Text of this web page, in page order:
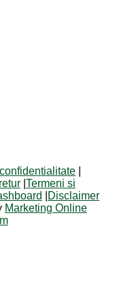
Termeni si
Disclaimer
Marketing Online